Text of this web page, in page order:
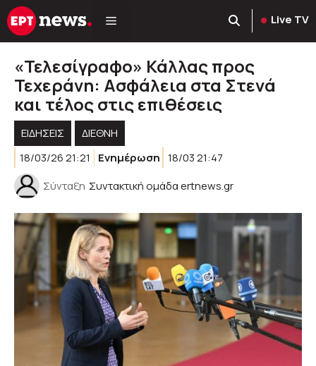
Μετάβαση
σε
Live TV
«Τελεσίγραφο» Κάλλας προς
Τεχεράνη: Ασφάλεια στα Στενά
και τέλος στις επιθέσεις
ΕΙΔΗΣΕΙΣ
ΔΙΕΘΝΗ
18/03/26 21:21
Ενημέρωση 18/03 21:47
Σύνταξη Συντακτική ομάδα ertnews.gr